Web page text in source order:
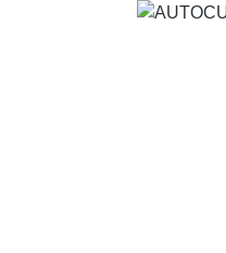
Bildergalerie überspringen